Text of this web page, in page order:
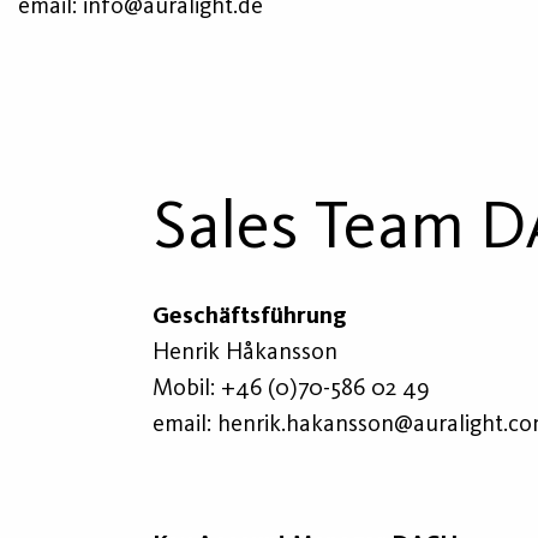
email: info@auralight.de
Sales Team
Geschäftsführung
Henrik Håkansson
Mobil: +46 (0)70-586 02 49
email: